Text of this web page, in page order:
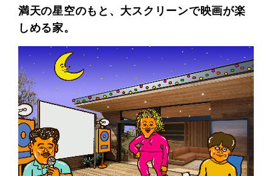
満天の星空のもと、大スクリーンで映画が楽
しめる家。